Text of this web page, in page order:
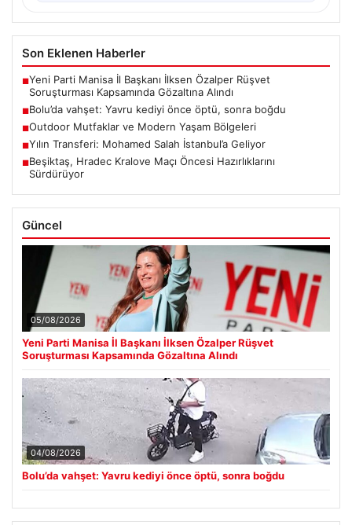
Son Eklenen Haberler
■Yeni Parti Manisa İl Başkanı İlksen Özalper Rüşvet
Soruşturması Kapsamında Gözaltına Alındı
■Bolu’da vahşet: Yavru kediyi önce öptü, sonra boğdu
■Outdoor Mutfaklar ve Modern Yaşam Bölgeleri
■Yılın Transferi: Mohamed Salah İstanbul’a Geliyor
■Beşiktaş, Hradec Kralove Maçı Öncesi Hazırlıklarını
Sürdürüyor
Güncel
05/08/2026
Yeni Parti Manisa İl Başkanı İlksen Özalper Rüşvet
Soruşturması Kapsamında Gözaltına Alındı
04/08/2026
Bolu’da vahşet: Yavru kediyi önce öptü, sonra boğdu